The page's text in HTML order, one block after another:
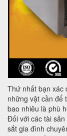
Thứ nhất bạn xác
những vật cần để
bao nhiêu là phù
Đối với các tài
sắt gia đình